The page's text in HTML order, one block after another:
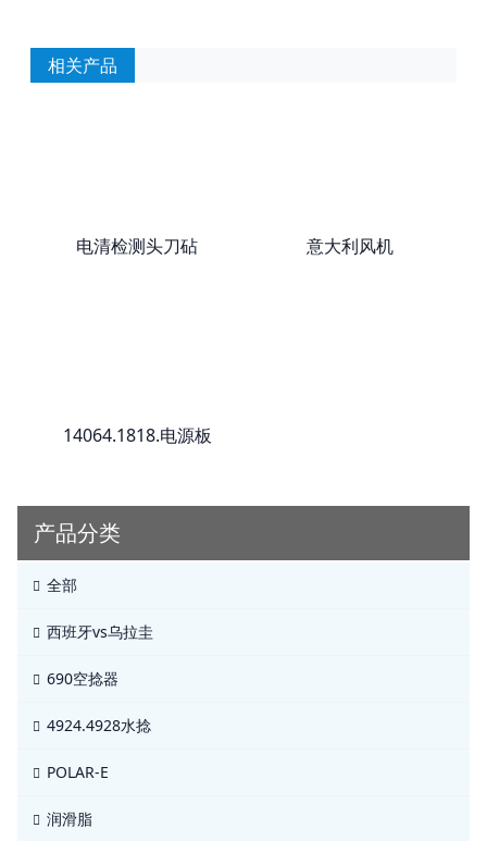
相关产品
电清检测头刀砧 意大利风机
14064.1818.电源板
产品分类
全部
西班牙vs乌拉圭
690空捻器
4924.4928水捻
POLAR-E
润滑脂